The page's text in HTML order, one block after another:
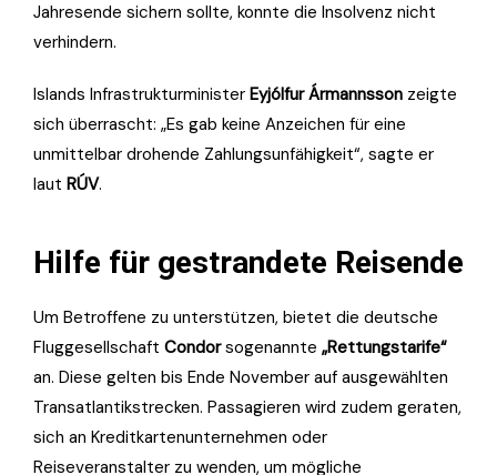
Jahresende sichern sollte, konnte die Insolvenz nicht
verhindern.
Islands Infrastrukturminister Eyjólfur Ármannsson zeigte
sich überrascht: „Es gab keine Anzeichen für eine
unmittelbar drohende Zahlungsunfähigkeit“, sagte er
laut RÚV.
Hilfe für gestrandete Reisende
Um Betroffene zu unterstützen, bietet die deutsche
Fluggesellschaft Condorsogenannte „Rettungstarife“
an. Diese gelten bis Ende November auf ausgewählten
Transatlantikstrecken. Passagieren wird zudem geraten,
sich an Kreditkartenunternehmen oder
Reiseveranstalter zu wenden, um mögliche